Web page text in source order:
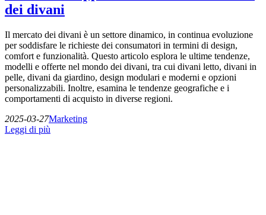
dei divani
Il mercato dei divani è un settore dinamico, in continua evoluzione
per soddisfare le richieste dei consumatori in termini di design,
comfort e funzionalità. Questo articolo esplora le ultime tendenze,
modelli e offerte nel mondo dei divani, tra cui divani letto, divani in
pelle, divani da giardino, design modulari e moderni e opzioni
personalizzabili. Inoltre, esamina le tendenze geografiche e i
comportamenti di acquisto in diverse regioni.
2025-03-27Marketing
Leggi di più